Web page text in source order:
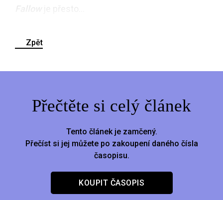
Zpět
Přečtěte si celý článek
Tento článek je zamčený.
Přečíst si jej můžete po zakoupení daného čísla
časopisu.
KOUPIT ČASOPIS